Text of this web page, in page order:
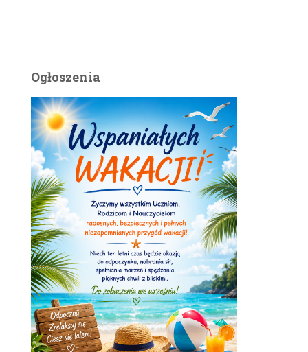
Ogłoszenia